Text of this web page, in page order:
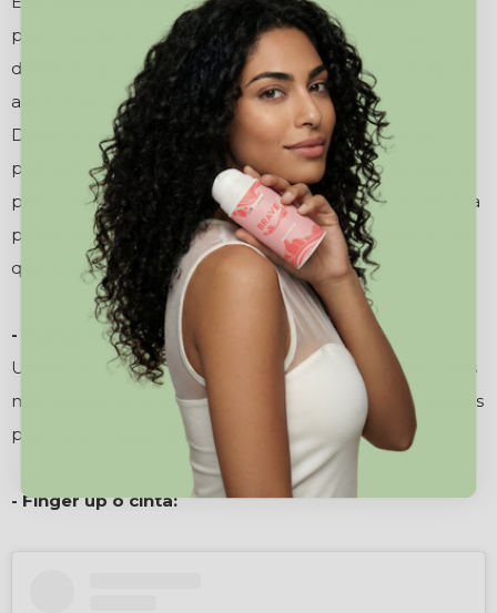
patrones de rizos, para ondas que requieren mayor
definición y para la etapa de transición, ya que te ayuda
a entrenar el rizo.
Divide el pelo en capas y recoge el resto. Toma un
pequeño mechón, aplica producto de peinado y gira el
pelo con los dedos dándole una vuelta desde la raíz a la
punta. Así por todo el cabelloo solo en las zonas en las
que le cueste rizarse.
- Peines de definición:
Utiliza un peine con púas más juntas para obtener rizos
más pequeños y apretados, o más separadas entre ellas
para rizos más gorditos y volumen.
- Finger up o cinta: